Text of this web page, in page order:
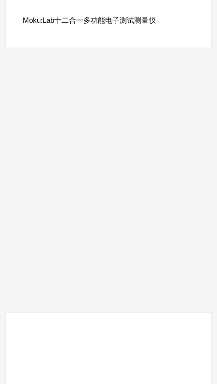
Moku:Lab十二合一多功能电子测试测量仪